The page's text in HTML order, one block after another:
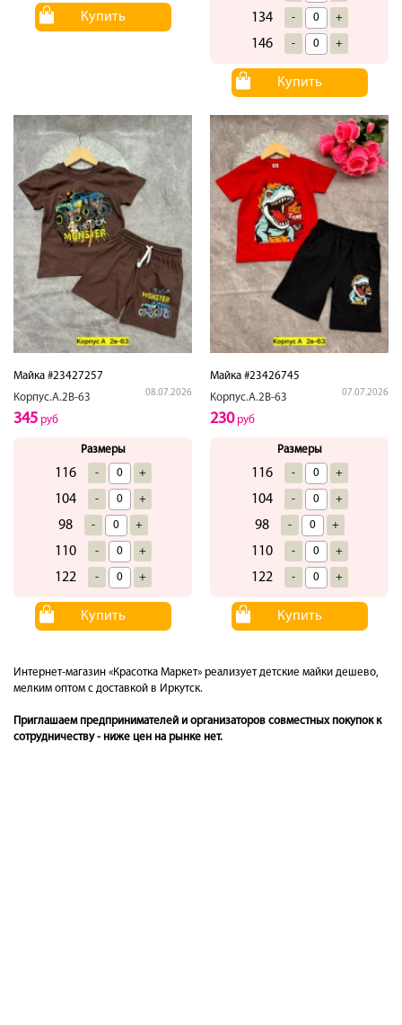
Купить 134 - +
146 - +
Купить
Майка #23427257
Корпус.А.2В-63
08.07.2026
345 руб
Размеры
116 - +
104 - +
98 - +
110 - +
122 - +
Купить
Майка #23426745
Корпус.А.2В-63
07.07.2026
230руб
Размеры
116 - +
104 - +
98 - +
110 - +
122 - +
Купить
Интернет-магазин «Красотка Маркет» реализует детские майки дешево,
мелким оптом с доставкой в Иркутск.
Приглашаем предпринимателей и организаторов совместных покупок к
сотрудничеству - ниже цен на рынке нет.